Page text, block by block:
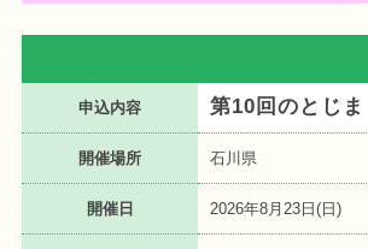
申込内容 第10回のとじ
開催場所 石川県
開催日 2026年8月23日(日)